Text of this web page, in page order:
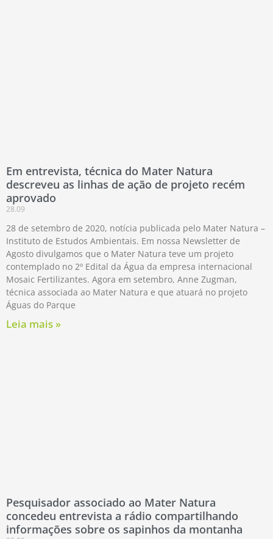
Em entrevista, técnica do Mater Natura
descreveu as linhas de ação de projeto recém
aprovado
28.09
28 de setembro de 2020, notícia publicada pelo Mater Natura –
Instituto de Estudos Ambientais. Em nossa Newsletter de
Agosto divulgamos que o Mater Natura teve um projeto
contemplado no 2º Edital da Água da empresa internacional
Mosaic Fertilizantes. Agora em setembro, Anne Zugman,
técnica associada ao Mater Natura e que atuará no projeto
Águas do Parque
Leia mais »
Pesquisador associado ao Mater Natura
concedeu entrevista a rádio compartilhando
informações sobre os sapinhos da montanha